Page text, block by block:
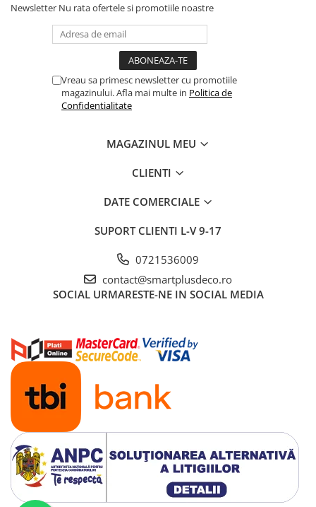
Newsletter Nu rata ofertele si promotiile noastre
Vreau sa primesc newsletter cu promotiile
magazinului. Afla mai multe in Politica de
Confidentialitate
MAGAZINUL MEU
CLIENTI
DATE COMERCIALE
SUPORT CLIENTI L-V 9-17
0721536009
contact@smartplusdeco.ro
SOCIAL URMARESTE-NE IN SOCIAL MEDIA